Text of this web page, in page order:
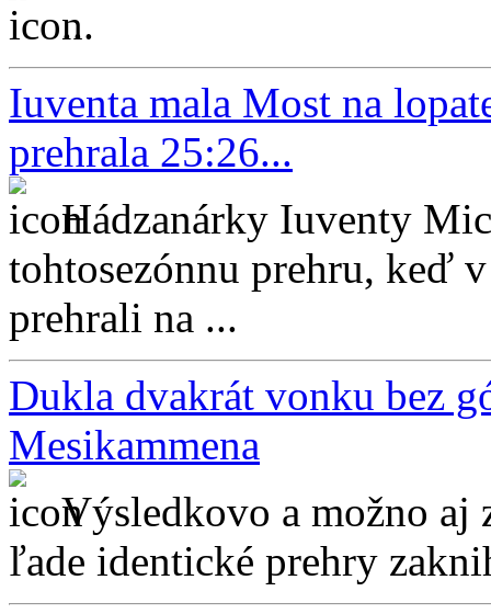
...
Iuventa mala Most na
prehrala 25:26...
Hádzanárky Iuventy
tohtosezónnu prehru, keď
prehrali na ...
Dukla dvakrát vonku bez
Mesikammena
Výsledkovo a možno aj
ľade identické prehry